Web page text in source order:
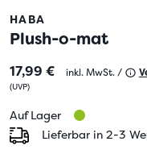
HABA
Plush-o-mat
17,99 € inkl. MwSt. /
(UVP)
Auf Lager
Lieferbar in 2-3